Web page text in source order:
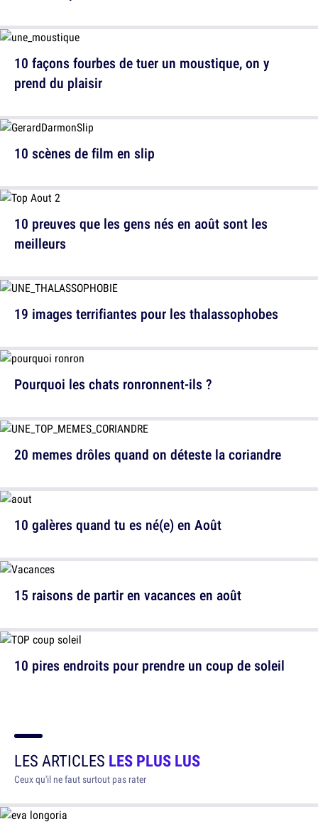
10 scènes de film en slip
19 images terrifiantes pour les thalassophobes
20 memes drôles quand on déteste la coriandre
15 raisons de partir en vacances en août
10 façons fourbes de tuer un moustique, on y
prend du plaisir
10 preuves que les gens nés en août sont les
meilleurs
Pourquoi les chats ronronnent-ils ?
10 galères quand tu es né(e) en Août
10 pires endroits pour prendre un coup de soleil
LES ARTICLES LES PLUS LUS
Ceux qu'il ne faut surtout pas rater